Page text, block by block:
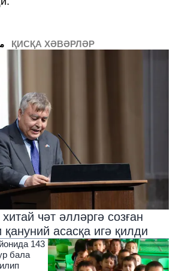
ҚИСҚА ХӘВӘРЛӘР
чәт әлләргә созған
қануний асасқа игә қилди
143
бала